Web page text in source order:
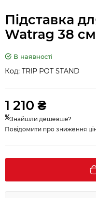
Підставка
Watrag 38 см
В наявності
Код: TRIP POT STAND
1 210 ₴
Знайшли дешевше?
Повідомити про зниження